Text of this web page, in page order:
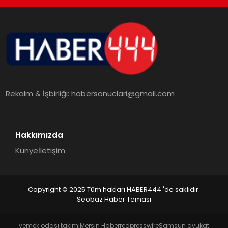
MAGAZIN
EGITIM
YAŞAM
Rekalm & İşbirliği:habersonuclari@gmail.com
Hakkımızda
Künyeİletişim
Copyright © 2025 Tüm hakları HABER444 'de saklıdır.
Seobaz Haber Teması
yemek odası takımıMersin HaberredpresswireSamsun avukat